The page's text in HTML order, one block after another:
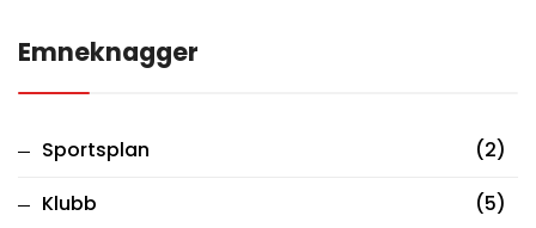
Emneknagger
Sportsplan
(2)
Klubb
(5)